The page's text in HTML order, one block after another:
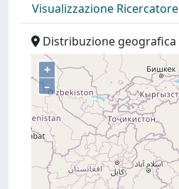
Visualizzazione Ricercatore
Distribuzione geografica
+
–